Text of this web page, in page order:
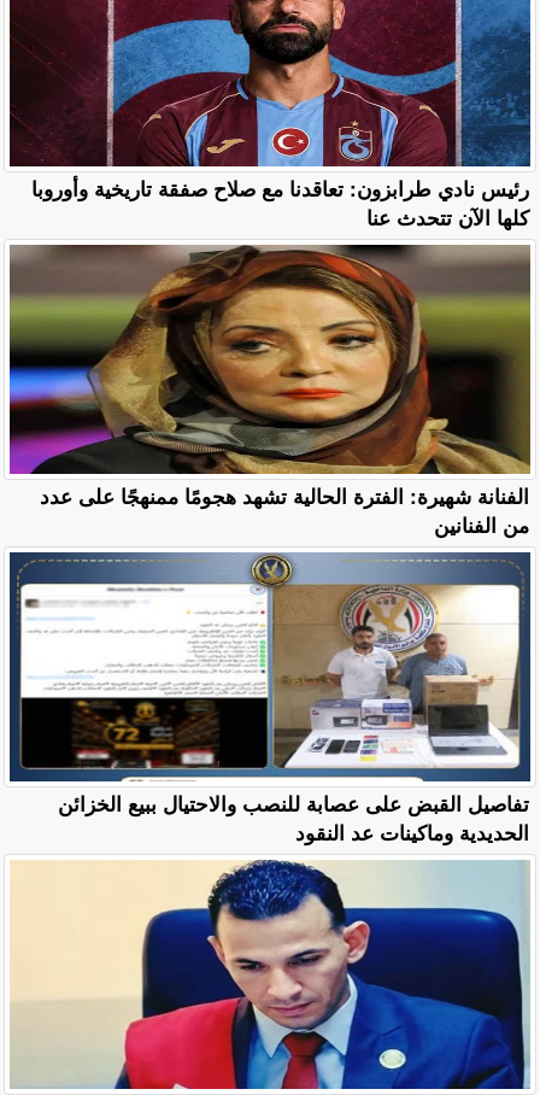
رئيس نادي طرابزون: تعاقدنا مع صلاح صفقة تاريخية وأوروبا
كلها الآن تتحدث عنا
الفنانة شهيرة: الفترة الحالية تشهد هجومًا ممنهجًا على عدد
من الفنانين
تفاصيل القبض على عصابة للنصب والاحتيال ببيع الخزائن
الحديدية وماكينات عد النقود